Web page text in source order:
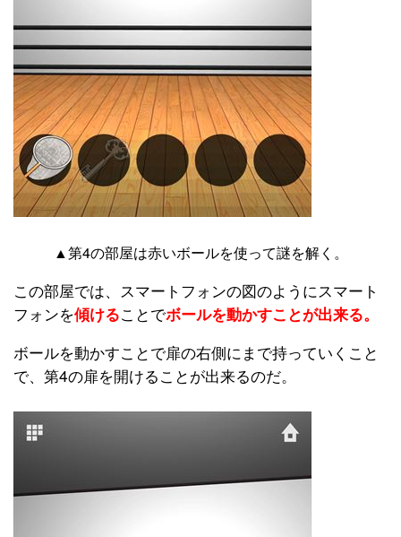
▲第4の部屋は赤いボールを使って謎を解く。
この部屋では、スマートフォンの図のようにスマート
フォンを傾けることでボールを動かすことが出来る。
ボールを動かすことで扉の右側にまで持っていくこと
で、第4の扉を開けることが出来るのだ。